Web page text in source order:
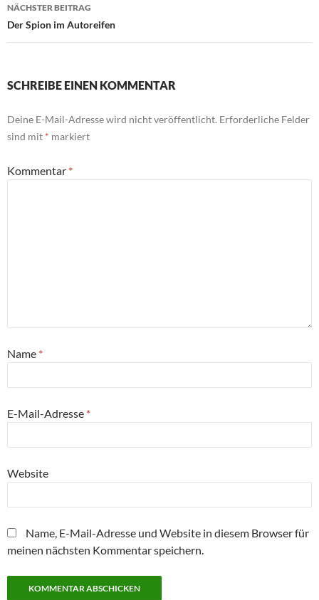
NÄCHSTER BEITRAG
Der Spion im Autoreifen
SCHREIBE EINEN KOMMENTAR
Deine E-Mail-Adresse wird nicht veröffentlicht. Erforderliche Felder
sind mit * markiert
Kommentar *
Name *
E-Mail-Adresse *
Website
Name, E-Mail-Adresse und Website in diesem Browser für
meinen nächsten Kommentar speichern.